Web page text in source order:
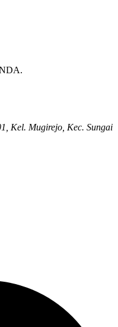
Kel. Mugirejo, Kec. Sungai